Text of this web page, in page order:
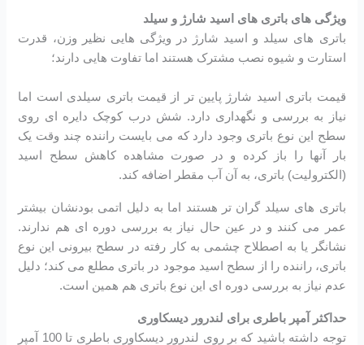
ویژگی های باتری های اسید شارژ و سیلد
باتری های سیلد و اسید شارژ در ویژگی هایی نظیر وزن، قدرت
استارت و شیوه نصب مشترک هستند اما تفاوت هایی دارند؛
قیمت باتری اسید شارژ پایین تر از قیمت باتری سیلدی است اما
نیاز به بررسی و نگهداری دارد. شش درب کوچک دایره ای روی
سطح این نوع باتری وجود دارد که می بایست راننده چند وقت یک
بار آنها را باز کرده و در صورت مشاهده کاهش سطح اسید
(الکترولیت) باتری، به آن آب مقطر اضافه کند.
باتری های سیلد گران تر هستند اما به دلیل اتمی بودنشان بیشتر
عمر می کنند و در عین حال نیاز به بررسی دوره ای هم ندارند.
نشانگر یا به اصطلاح چشمی به کار رفته در سطح بیرونی این نوع
باتری، راننده را از سطح اسید موجود در باتری مطلع می کند؛ دلیل
عدم نیاز به بررسی دوره ای این نوع باتری هم همین است.
حداکثر آمپر باطری برای لندرور دیسکاوری
توجه داشته باشید که بر روی لندرور دیسکاوری باطری تا 100 آمپر